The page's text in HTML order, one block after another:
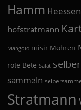
Hamm Heessen
hofstratmann
Mangold misir Möhren
rote Bete Salat
sammeln
Stratmann